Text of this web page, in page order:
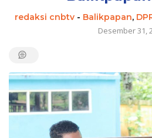
redaksi cnbtv- Balikpapan,
Desember 31,